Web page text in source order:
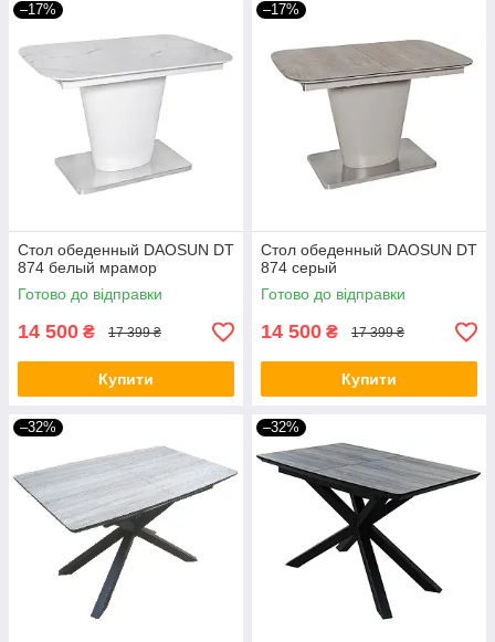
–17%
Стол обеденный DAOSUN DT
874 белый мрамор
Готово до відправки
14 500 ₴ 17 399 ₴
Купити
–17%
Стол обеденный DAOSUN DT
874 серый
Готово до відправки
14 500 ₴ 17 399 ₴
Купити
–32% –32%